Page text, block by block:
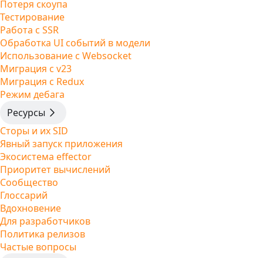
Потеря скоупа
Тестирование
Работа с SSR
Обработка UI событий в модели
Использование с Websocket
Миграция с v23
Миграция с Redux
Режим дебага
Ресурсы
Сторы и их SID
Явный запуск приложения
Экосистема effector
Приоритет вычислений
Сообщество
Глоссарий
Вдохновение
Для разработчиков
Политика релизов
Частые вопросы